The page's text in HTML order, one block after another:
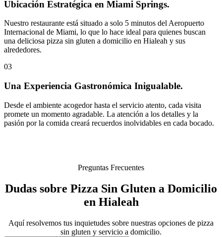
Ubicación Estratégica en Miami Springs.
Nuestro restaurante está situado a solo 5 minutos del Aeropuerto
Internacional de Miami, lo que lo hace ideal para quienes buscan
una deliciosa pizza sin gluten a domicilio en Hialeah y sus
alrededores.
03
Una Experiencia Gastronómica Inigualable.
Desde el ambiente acogedor hasta el servicio atento, cada visita
promete un momento agradable. La atención a los detalles y la
pasión por la comida creará recuerdos inolvidables en cada bocado.
Preguntas Frecuentes
Dudas sobre Pizza Sin Gluten a Domicilio
en Hialeah
Aquí resolvemos tus inquietudes sobre nuestras opciones de pizza
sin gluten y servicio a domicilio.